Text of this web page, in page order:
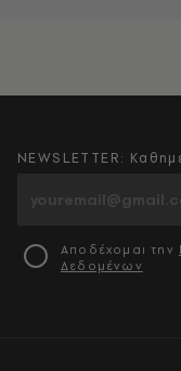
NEWSLETTER:
Αποδέχομαι την
Δεδομένων